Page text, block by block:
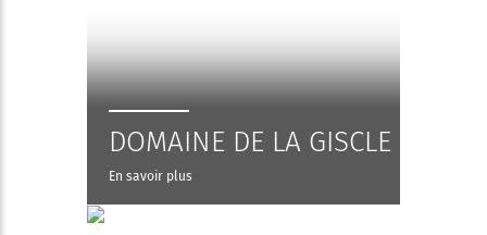
DOMAINE DE LA GISCLE
En savoir plus